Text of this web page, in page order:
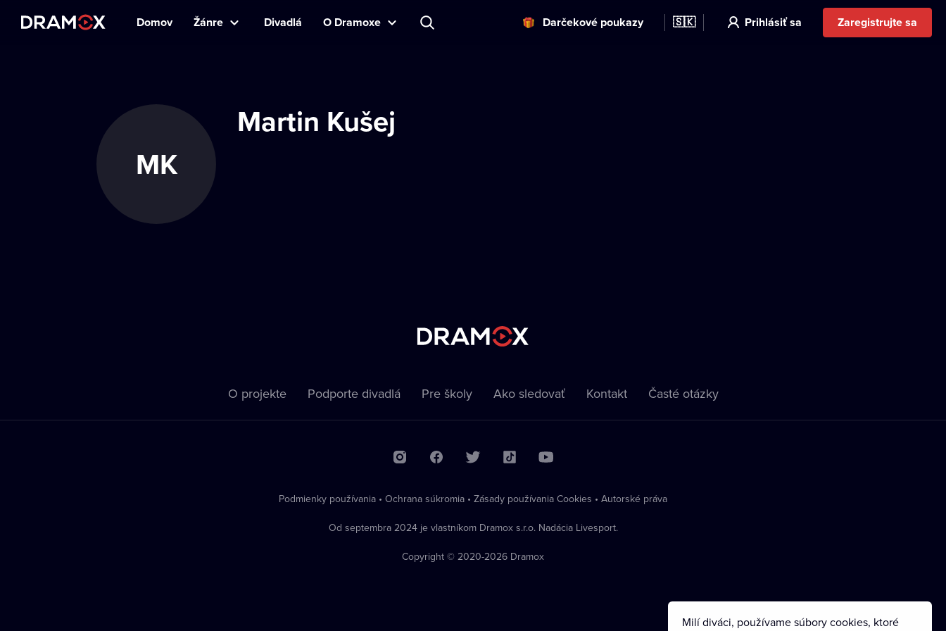
Domov Žánre Divadlá O Dramoxe Darčekové poukazy 🇸🇰 Prihlásiť sa Zaregistrujte sa
MK
Martin Kušej
O projekte Podporte divadlá Pre školy Ako sledovať Kontakt Časté otázky
Podmienky používania • Ochrana súkromia • Zásady používania Cookies • Autorské práva
Od septembra 2024 je vlastníkom Dramox s.r.o. Nadácia Livesport.
Copyright © 2020-2026 Dramox
Milí diváci, používame súbory cookies, ktoré